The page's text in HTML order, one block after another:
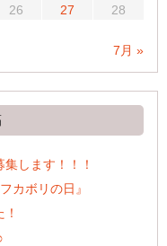
26 27
28
7月 »
します！！！
カボリの日』